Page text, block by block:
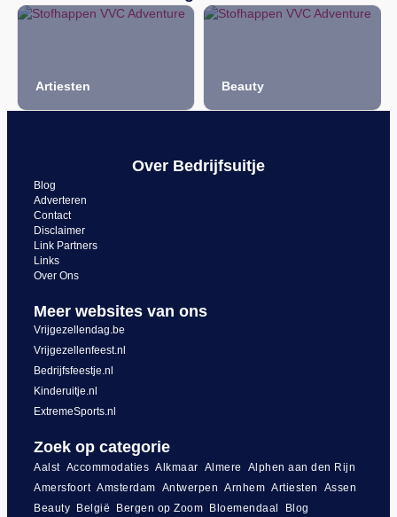
Artiesten Beauty
Over Bedrijfsuitje
Blog
Adverteren
Contact
Disclaimer
Link Partners
Links
Over Ons
Meer websites van ons
Vrijgezellendag.be
Vrijgezellenfeest.nl
Bedrijfsfeestje.nl
Kinderuitje.nl
ExtremeSports.nl
Zoek op categorie
Aalst Accommodaties Alkmaar Almere
Alphen aan den Rijn
Amersfoort Amsterdam Antwerpen Arnhem Artiesten
Assen
Beauty
België Bergen op Zoom Bloemendaal Blog